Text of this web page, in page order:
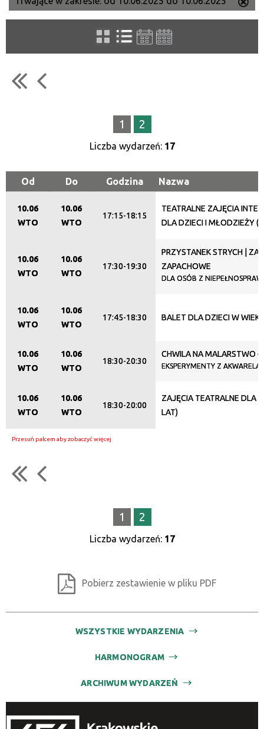
Szukana fraza
Kategoria
ten
1 2
Liczba wydarzeń: 17
Od Do Godzina Nazwa
10.06
WTO
10.06
WTO
17:15-18:15
TEATRALNE ZAJĘCIA
DLA DZIECI I MŁODZIEŻY
10.06
WTO
10.06
WTO
17:30-19:30
PRZYSTANEK STRYCH |
ZAPACHOWE
DLA OSÓB Z
10.06
WTO
10.06
WTO
17:45-18:30 BALET DLA DZIECI W
10.06
WTO
10.06
WTO
18:30-20:30
CHWILA NA MALARSTWO –
EKSPERYMENTY Z AKWARELĄ
10.06
WTO
10.06
WTO
18:30-20:00
ZAJĘCIA TEATRALNE DLA
LAT)
1 2
Liczba wydarzeń: 17
Pobierz zestawienie w pliku PDF
WSZYSTKIE WYDARZENIA
HARMONOGRAM
ARCHIWUM WYDARZEŃ